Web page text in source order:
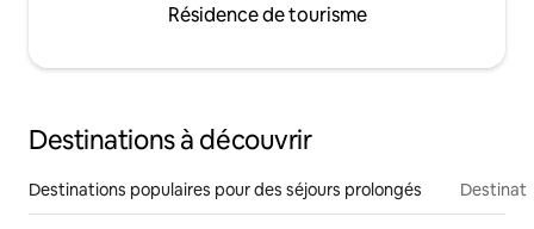
Résidence de tourisme
Destinations à découvrir
Destinations populaires pour des séjours prolongés